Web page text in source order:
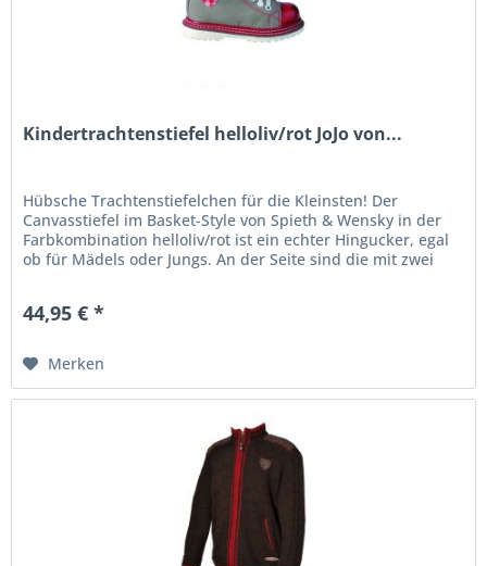
Kindertrachtenstiefel helloliv/rot JoJo von...
Hübsche Trachtenstiefelchen für die Kleinsten! Der
Canvasstiefel im Basket-Style von Spieth & Wensky in der
Farbkombination helloliv/rot ist ein echter Hingucker, egal
ob für Mädels oder Jungs. An der Seite sind die mit zwei
44,95 € *
Merken